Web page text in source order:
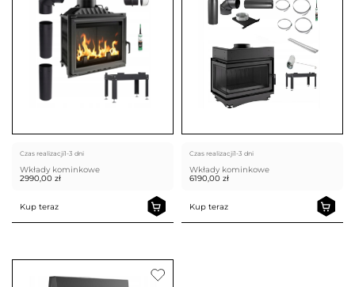
Czas realizacji1-3 dni
Wkłady kominkowe
2990,00 zł
Kup teraz
Czas realizacji1-3 dni
Wkłady kominkowe
6190,00 zł
Kup teraz